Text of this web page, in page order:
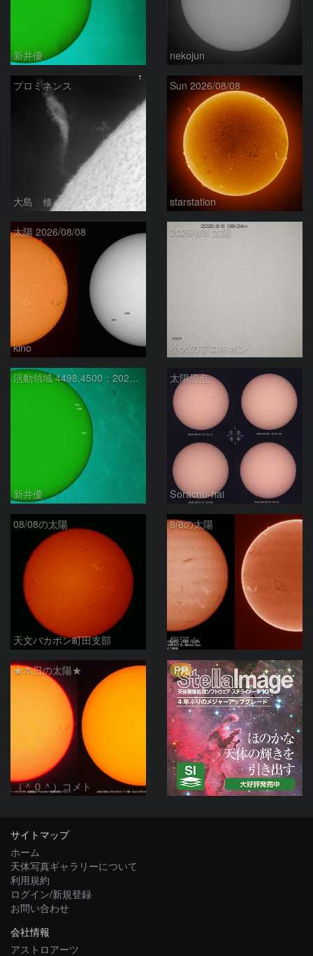
新井優 nekojun
プロミネンス
大島 修
Sun 2026/08/08
starstation
太陽 2026/08/08
kino
2026/8/8 太陽
小犬のプロキオン
活動領域 4498,4500：2026/08/08
新井優
太陽黒点
Sorachu-hai
08/08の太陽
天文バカボン町田支部
8/8の太陽
銀河☆
★本日の太陽★
（＾０＾）コメト
PR
サイトマップ
ホーム
天体写真ギャラリーについて
利用規約
ログイン/新規登録
お問い合わせ
会社情報
アストロアーツ